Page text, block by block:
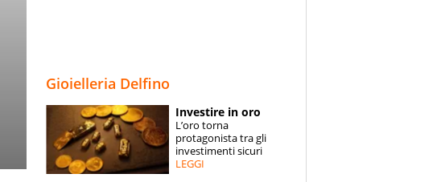
ESPERTI
CONTATTI
Gioielleria Delfino
Investire in oro
L’oro torna
protagonista tra gli
investimenti sicuri
LEGGI